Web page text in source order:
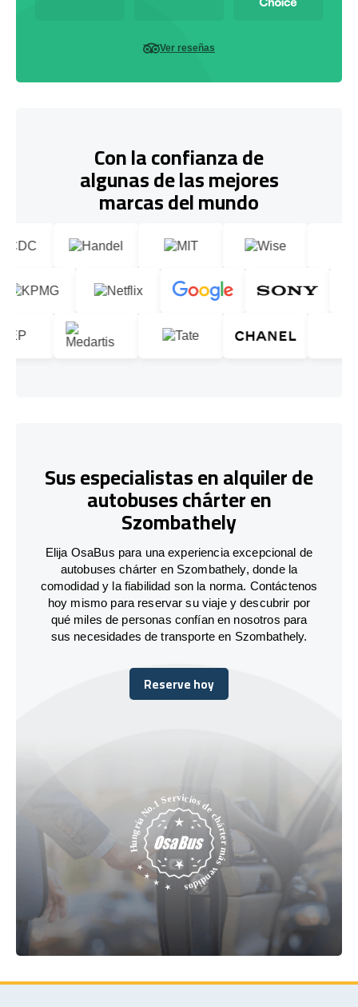
Ver reseñas
Con la confianza de
algunas de las mejores
marcas del mundo
Sus especialistas en alquiler de
autobuses chárter en
Szombathely
Elija OsaBus para una experiencia excepcional de
autobuses chárter en Szombathely, donde la
comodidad y la fiabilidad son la norma. Contáctenos
hoy mismo para reservar su viaje y descubrir por
qué miles de personas confían en nosotros para
sus necesidades de transporte en Szombathely.
Reserve hoy
Reserve hoy